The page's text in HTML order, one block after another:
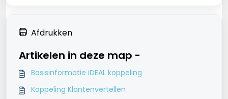
Afdrukken
Artikelen in deze map -
Basisinformatie iDEAL koppeling
Koppeling Klantenvertellen